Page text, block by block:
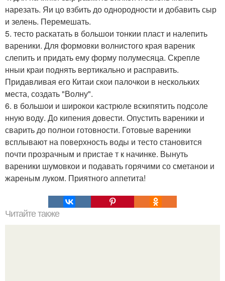
нарезать. Яи цо взбить до однородности и добавить сыр
и зелень. Перемешать.
5. тесто раскатать в большои тонкии пласт и налепить
вареники. Для формовки волнистого края вареник
слепить и придать ему форму полумесяца. Скрепле
нныи краи поднять вертикально и расправить.
Придавливая его Китаи скои палочкои в нескольких
места, создать "Волну".
6. в большои и широкои кастрюле вскипятить подсоле
нную воду. До кипения довести. Опустить вареники и
сварить до полнои готовности. Готовые вареники
всплывают на поверхность воды и тесто становится
почти прозрачным и пристае т к начинке. Вынуть
вареники шумовкои и подавать горячими со сметанои и
жареным луком. Приятного аппетита!
Читайте также